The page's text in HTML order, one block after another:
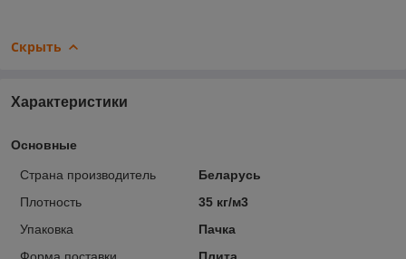
Скрыть
Характеристики
Основные
Страна производитель
Беларусь
Плотность
35 кг/м3
Упаковка
Пачка
Форма поставки
Плита